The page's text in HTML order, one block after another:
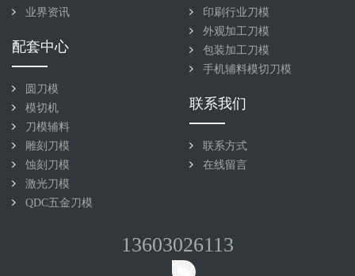
业界资讯
印刷行业刀模
外观加工刀模
包装加工刀模
手机辅料模切刀模
配套中心
圆刀模
模切机
刀模辅料
雕刻刀模
蚀刻刀模
激光刀模
QDC五金刀模
联系我们
联系方式
在线留言
13603026113